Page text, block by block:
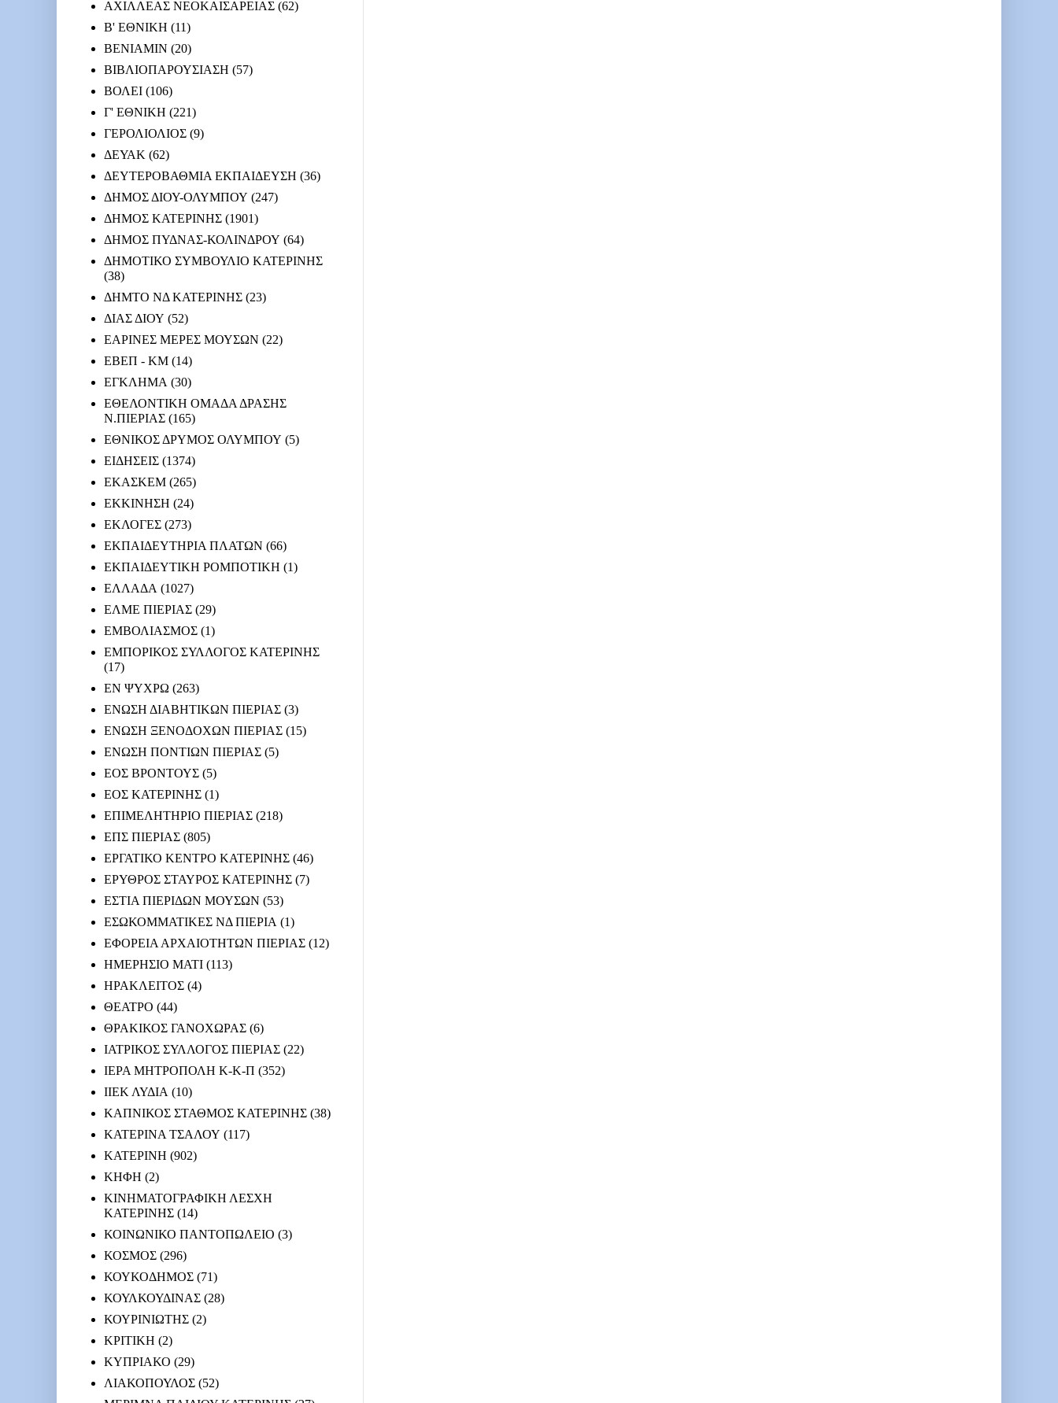
ΑΧΙΛΛΕΑΣ ΝΕΟΚΑΙΣΑΡΕΙΑΣ (62)
Β' ΕΘΝΙΚΗ (11)
ΒΕΝΙΑΜΙΝ (20)
ΒΙΒΛΙΟΠΑΡΟΥΣΙΑΣΗ (57)
ΒΟΛΕΙ (106)
Γ' ΕΘΝΙΚΗ (221)
ΓΕΡΟΛΙΟΛΙΟΣ (9)
ΔΕΥΑΚ (62)
ΔΕΥΤΕΡΟΒΑΘΜΙΑ ΕΚΠΑΙΔΕΥΣΗ (36)
ΔΗΜΟΣ ΔΙΟΥ-ΟΛΥΜΠΟΥ (247)
ΔΗΜΟΣ ΚΑΤΕΡΙΝΗΣ (1901)
ΔΗΜΟΣ ΠΥΔΝΑΣ-ΚΟΛΙΝΔΡΟΥ (64)
ΔΗΜΟΤΙΚΟ ΣΥΜΒΟΥΛΙΟ ΚΑΤΕΡΙΝΗΣ
(38)
ΔΗΜΤΟ ΝΔ ΚΑΤΕΡΙΝΗΣ (23)
ΔΙΑΣ ΔΙΟΥ (52)
ΕΑΡΙΝΕΣ ΜΕΡΕΣ ΜΟΥΣΩΝ (22)
ΕΒΕΠ - ΚΜ (14)
ΕΓΚΛΗΜΑ (30)
ΕΘΕΛΟΝΤΙΚΗ ΟΜΑΔΑ ΔΡΑΣΗΣ
Ν.ΠΙΕΡΙΑΣ (165)
ΕΘΝΙΚΟΣ ΔΡΥΜΟΣ ΟΛΥΜΠΟΥ (5)
ΕΙΔΗΣΕΙΣ (1374)
ΕΚΑΣΚΕΜ (265)
ΕΚΚΙΝΗΣΗ (24)
ΕΚΛΟΓΕΣ (273)
ΕΚΠΑΙΔΕΥΤΗΡΙΑ ΠΛΑΤΩΝ (66)
ΕΚΠΑΙΔΕΥΤΙΚΗ ΡΟΜΠΟΤΙΚΗ (1)
ΕΛΛΑΔΑ (1027)
ΕΛΜΕ ΠΙΕΡΙΑΣ (29)
ΕΜΒΟΛΙΑΣΜΟΣ (1)
ΕΜΠΟΡΙΚΟΣ ΣΥΛΛΟΓΟΣ ΚΑΤΕΡΙΝΗΣ
(17)
ΕΝ ΨΥΧΡΩ (263)
ΕΝΩΣΗ ΔΙΑΒΗΤΙΚΩΝ ΠΙΕΡΙΑΣ (3)
ΕΝΩΣΗ ΞΕΝΟΔΟΧΩΝ ΠΙΕΡΙΑΣ (15)
ΕΝΩΣΗ ΠΟΝΤΙΩΝ ΠΙΕΡΙΑΣ (5)
ΕΟΣ ΒΡΟΝΤΟΥΣ (5)
ΕΟΣ ΚΑΤΕΡΙΝΗΣ (1)
ΕΠΙΜΕΛΗΤΗΡΙΟ ΠΙΕΡΙΑΣ (218)
ΕΠΣ ΠΙΕΡΙΑΣ (805)
ΕΡΓΑΤΙΚΟ ΚΕΝΤΡΟ ΚΑΤΕΡΙΝΗΣ (46)
ΕΡΥΘΡΟΣ ΣΤΑΥΡΟΣ ΚΑΤΕΡΙΝΗΣ (7)
ΕΣΤΙΑ ΠΙΕΡΙΔΩΝ ΜΟΥΣΩΝ (53)
ΕΣΩΚΟΜΜΑΤΙΚΕΣ ΝΔ ΠΙΕΡΙΑ (1)
ΕΦΟΡΕΙΑ ΑΡΧΑΙΟΤΗΤΩΝ ΠΙΕΡΙΑΣ (12)
ΗΜΕΡΗΣΙΟ ΜΑΤΙ (113)
ΗΡΑΚΛΕΙΤΟΣ (4)
ΘΕΑΤΡΟ (44)
ΘΡΑΚΙΚΟΣ ΓΑΝΟΧΩΡΑΣ (6)
ΙΑΤΡΙΚΟΣ ΣΥΛΛΟΓΟΣ ΠΙΕΡΙΑΣ (22)
ΙΕΡΑ ΜΗΤΡΟΠΟΛΗ Κ-Κ-Π (352)
ΙΙΕΚ ΛΥΔΙΑ (10)
ΚΑΠΝΙΚΟΣ ΣΤΑΘΜΟΣ ΚΑΤΕΡΙΝΗΣ (38)
ΚΑΤΕΡΙΝΑ ΤΣΑΛΟΥ (117)
ΚΑΤΕΡΙΝΗ (902)
ΚΗΦΗ (2)
ΚΙΝΗΜΑΤΟΓΡΑΦΙΚΗ ΛΕΣΧΗ
ΚΑΤΕΡΙΝΗΣ (14)
ΚΟΙΝΩΝΙΚΟ ΠΑΝΤΟΠΩΛΕΙΟ (3)
ΚΟΣΜΟΣ (296)
ΚΟΥΚΟΔΗΜΟΣ (71)
ΚΟΥΛΚΟΥΔΙΝΑΣ (28)
ΚΟΥΡΙΝΙΩΤΗΣ (2)
ΚΡΙΤΙΚΗ (2)
ΚΥΠΡΙΑΚΟ (29)
ΛΙΑΚΟΠΟΥΛΟΣ (52)